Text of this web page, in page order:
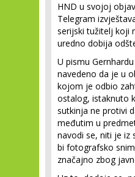
HND u svojoj
Telegram
serijski tužitelj koji
uredno dobija
U pismu
navedeno da je u
kojom je odbio
ostalog, istaknuto
sutkinja ne protivi
međutim u
navodi se, niti je iz
bi fotografsko
značajno zbog